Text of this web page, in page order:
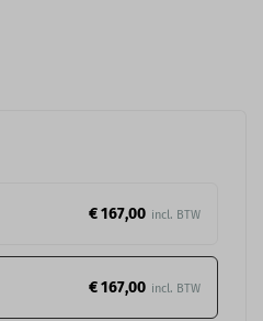
€ 167,00
€ 167,00